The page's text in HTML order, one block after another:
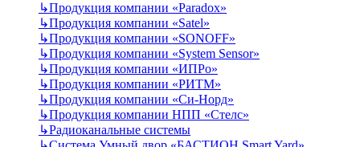
↳Продукция компании «Paradox»
↳Продукция компании «Satel»
↳Продукция компании «SONOFF»
↳Продукция компании «System Sensor»
↳Продукция компании «ИПРо»
↳Продукция компании «РИТМ»
↳Продукция компании «Си-Норд»
↳Продукция компании НПП «Стелс»
↳Радиоканальные системы